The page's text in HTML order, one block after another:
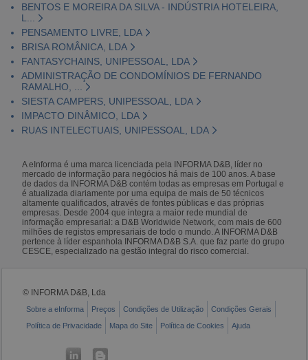
BENTOS E MOREIRA DA SILVA - INDÚSTRIA HOTELEIRA,
L...
PENSAMENTO LIVRE, LDA
BRISA ROMÂNICA, LDA
FANTASYCHAINS, UNIPESSOAL, LDA
ADMINISTRAÇÃO DE CONDOMÍNIOS DE FERNANDO
RAMALHO, ...
SIESTA CAMPERS, UNIPESSOAL, LDA
IMPACTO DINÂMICO, LDA
RUAS INTELECTUAIS, UNIPESSOAL, LDA
A eInforma é uma marca licenciada pela INFORMA D&B, líder no
mercado de informação para negócios há mais de 100 anos. A base
de dados da INFORMA D&B contém todas as empresas em Portugal e
é atualizada diariamente por uma equipa de mais de 50 técnicos
altamente qualificados, através de fontes públicas e das próprias
empresas. Desde 2004 que integra a maior rede mundial de
informação empresarial: a D&B Worldwide Network, com mais de 600
milhões de registos empresariais de todo o mundo. A INFORMA D&B
pertence à líder espanhola INFORMA D&B S.A. que faz parte do grupo
CESCE, especializado na gestão integral do risco comercial.
© INFORMA D&B, Lda
Sobre a eInforma Preços Condições de Utilização
Condições Gerais
Política de Privacidade
Mapa do Site Política de Cookies Ajuda